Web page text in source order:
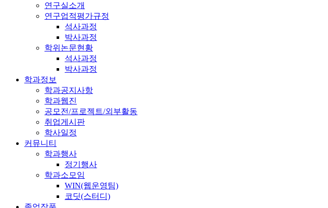
연구실소개
연구업적평가규정
석사과정
박사과정
학위논문현황
석사과정
박사과정
학과정보
학과공지사항
학과웹진
공모전/프로젝트/외부활동
취업게시판
학사일정
커뮤니티
학과행사
정기행사
학과소모임
WIN(웹운영팀)
코딧(스터디)